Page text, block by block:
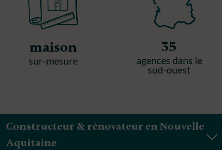
maison
sur-mesure
35
agences dans le
sud-ouest
Constructeur & rénovateur en Nouvelle
Aquitaine